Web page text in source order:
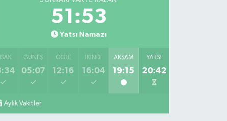
51:52
Yatsı Namazı
GÜNEŞ
05:07
ÖĞLE
12:16
İKINDI
16:04
AKŞAM
19:15
YATSI
20:42
Aylık Vakitler